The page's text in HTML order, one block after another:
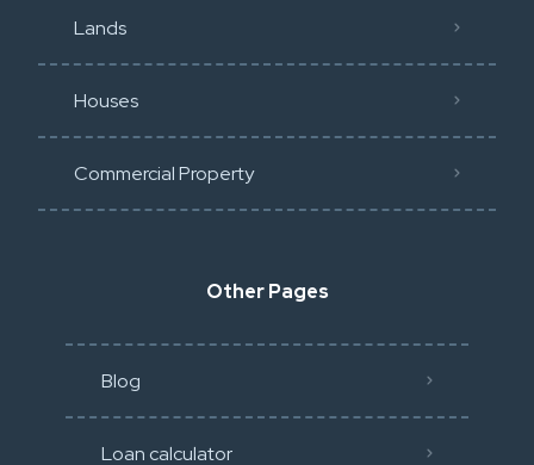
Lands
Houses
Commercial Property
Other Pages
Blog
Loan calculator